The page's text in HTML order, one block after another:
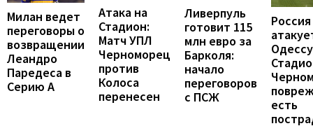
Милан ведет
переговоры о
возвращении
Леандро
Паредеса в
Серию А
Атака на
Стадион:
Матч УПЛ
Черноморец
против
Колоса
перенесен
Ливерпуль
готовит 115
млн евро за
Барколя:
начало
переговоров
с ПСЖ
Россия
есть